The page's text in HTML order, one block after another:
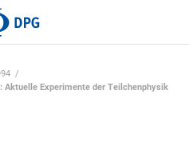
Aktuelle Experimente der Teilchenphysik